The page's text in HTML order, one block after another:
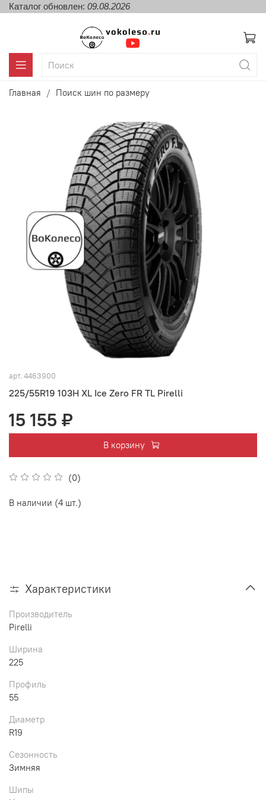
Каталог обновлен: 09.08.2026
Главная Поиск шин по размеру
арт. 4463900
225/55R19 103H XL Ice Zero FR TL Pirelli
(0)
15 155 ₽
В корзину
В наличии (4 шт.)
Характеристики
Производитель
Pirelli
Ширина
225
Профиль
55
Диаметр
R19
Сезонность
Зимняя
Шипы